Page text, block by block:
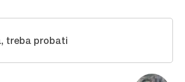
treba probati